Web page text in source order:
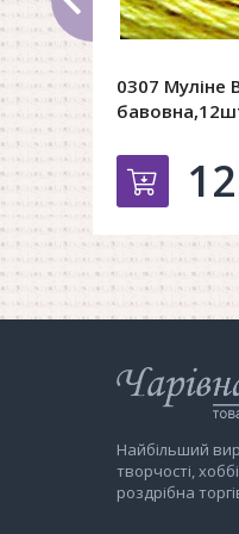
0307 Муліне
Інтернет-
магазин
Мить
Найбільший
творчості,
роздрібна